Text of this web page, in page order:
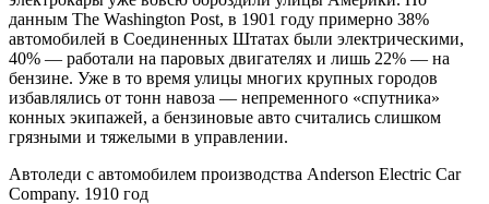
данным The Washington Post, в 1901 году примерно 38%
автомобилей в Соединенных Штатах были электрическими,
40% — работали на паровых двигателях и лишь 22% — на
бензине. Уже в то время улицы многих крупных городов
избавлялись от тонн навоза — непременного «спутника»
конных экипажей, а бензиновые авто считались слишком
грязными и тяжелыми в управлении.
Автоледи с автомобилем производства Anderson Electric Car
Company. 1910 год